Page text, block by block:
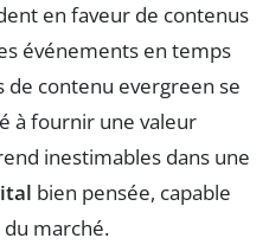
en faveur de contenus
événements en temps
de contenu evergreen se
à fournir une valeur
inestimables dans une
bien pensée, capable
marché.